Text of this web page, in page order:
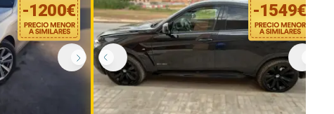
-1200€ -1549€